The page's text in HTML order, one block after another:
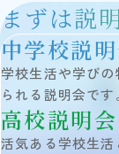
まずは説
中学校説
学校生活や学び
られる説明会です
高校説明会
活気ある学校生